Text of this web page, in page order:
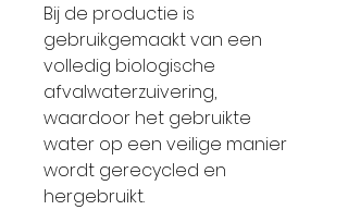
Bij de productie is
gebruikgemaakt van een
volledig biologische
afvalwaterzuivering,
waardoor het gebruikte
water op een veilige manier
wordt gerecycled en
hergebruikt.